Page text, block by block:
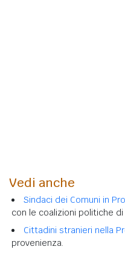
Vedi anche
Sindaci dei Comuni in
con le coalizioni politiche
Cittadini stranieri nella
provenienza.